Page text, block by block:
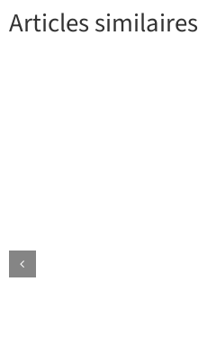
Articles similaires